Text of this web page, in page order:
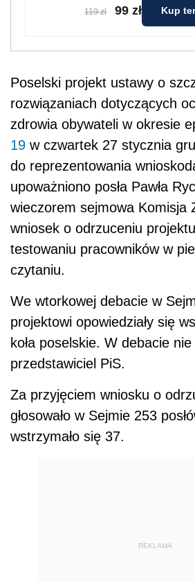
119 zł 99 zł Kup
Poselski projekt ustawy o
rozwiązaniach dotyczących
zdrowia obywateli w okresie
19 w czwartek 27 stycznia
do reprezentowania
upoważniono posła Pawła
wieczorem sejmowa Komisja
wniosek o odrzuceniu
testowaniu pracowników w
czytaniu.
We wtorkowej debacie w
projektowi opowiedziały się
koła poselskie. W debacie nie
przedstawiciel PiS.
Za przyjęciem wniosku o
głosowało w Sejmie 253
wstrzymało się 37.
REKLAMA